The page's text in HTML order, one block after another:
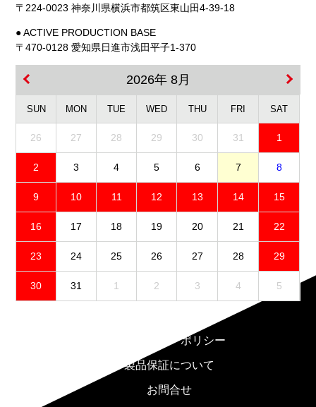
〒224-0023 神奈川県横浜市都筑区東山田4-39-18
● ACTIVE PRODUCTION BASE
〒470-0128 愛知県日進市浅田平子1-370
2026年 8月
SUN MON TUE WED THU FRI SAT
26 27 28 29 30 31 1
2 3 4 5 6 7 8
9 10 11 12 13 14 15
16 17 18 19 20 21 22
23 24 25 26 27 28 29
30 31 1 2 3 4 5
プライバシーポリシー
製品保証について
お問合せ